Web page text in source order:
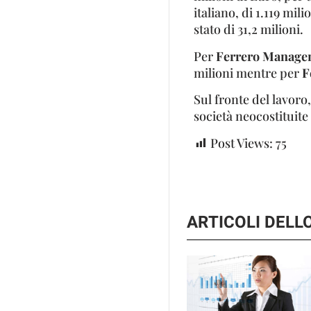
italiano, di 1.119
stato di 31,2 milioni.
PerFerrero
milioni mentre per
Sul fronte del
società
Post Views: 75
ARTICOLI